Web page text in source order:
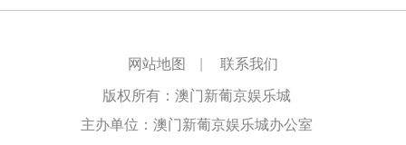
网站地图 联系我们
版权所有：澳门新葡京娱乐城
主办单位：澳门新葡京娱乐城办公室